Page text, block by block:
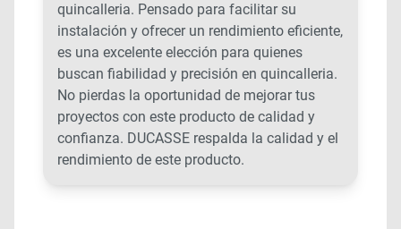
quincalleria. Pensado para facilitar su
instalación y ofrecer un rendimiento eficiente,
es una excelente elección para quienes
buscan fiabilidad y precisión en quincalleria.
No pierdas la oportunidad de mejorar tus
proyectos con este producto de calidad y
confianza. DUCASSE respalda la calidad y el
rendimiento de este producto.